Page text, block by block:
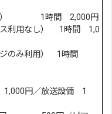
用） 1時間 2,000円
し） 1時間 1,0
用） 1時間
円／放送設備 1